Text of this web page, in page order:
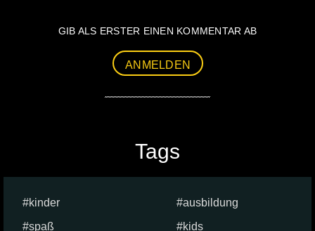
GIB ALS ERSTER EINEN KOMMENTAR AB
ANMELDEN
Tags
kinder
ausbildung
spaß
kids